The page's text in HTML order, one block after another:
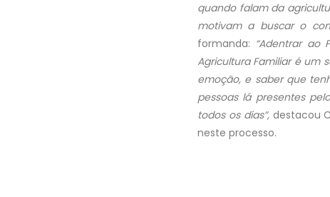
quando falam da
motivam a buscar o
formanda: “Adentrar ao
Agricultura Familiar é um
emoção, e saber que
pessoas lá presentes
todos os dias”, destacou
neste processo.